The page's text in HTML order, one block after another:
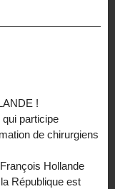
!
participe
de chirurgiens
Hollande
République est